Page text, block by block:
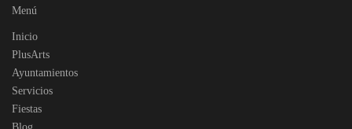
Menú
Inicio
PlusArts
Ayuntamientos
Servicios
Fiestas